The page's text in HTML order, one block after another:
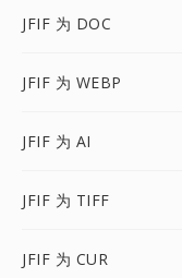
JFIF 为 DOC
JFIF 为 WEBP
JFIF 为 AI
JFIF 为 TIFF
JFIF 为 CUR